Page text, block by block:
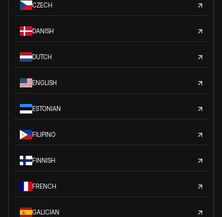
CZECH
DANISH
DUTCH
ENGLISH
ESTONIAN
FILIPINO
FINNISH
FRENCH
GALICIAN